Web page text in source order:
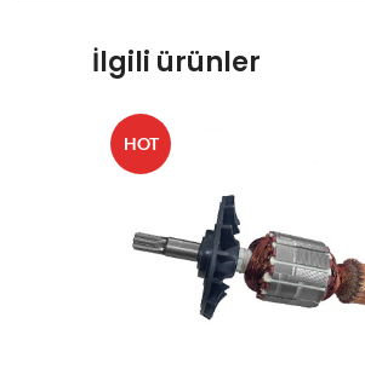
İlgili ürünler
HOT